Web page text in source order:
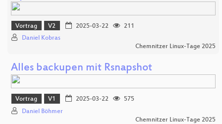
Vortrag V2 2025-03-22
211
Daniel Kobras
Chemnitzer Linux-Tage 2025
Alles backupen mit Rsnapshot
Vortrag V1 2025-03-22
575
Daniel Böhmer
Chemnitzer Linux-Tage 2025